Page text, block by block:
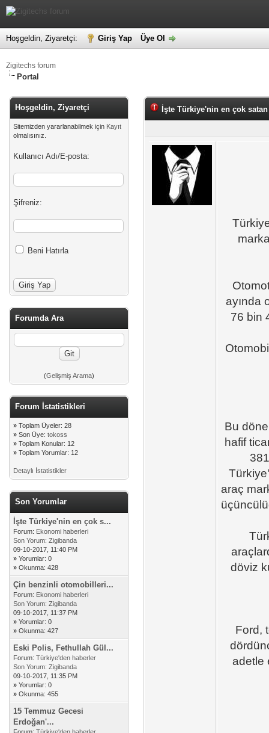
Hoşgeldin, Ziyaretçi: Giriş Yap Üye Ol
Zigitechs forum
Portal
Hoşgeldin, Ziyaretçi
Sitemizden yararlanabilmek için Kayıt
olmalısınız.
Kullanıcı Adı/E-posta:
Şifreniz:
Beni Hatırla
Forumda Ara
(Gelişmiş Arama)
Forum İstatistikleri
» Toplam Üyeler: 28
» Son Üye: tokoss
» Toplam Konular: 12
» Toplam Yorumlar: 12
Detaylı İstatistikler
Son Yorumlar
İşte Türkiye'nin en çok s...
Forum: Ekonomi haberleri
Son Yorum: Zigibanda
09-10-2017, 11:40 PM
» Yorumlar: 0
» Okunma: 428
Çin benzinli otomobilleri...
Forum: Ekonomi haberleri
Son Yorum: Zigibanda
09-10-2017, 11:37 PM
» Yorumlar: 0
» Okunma: 427
Eski Polis, Fethullah Gül...
Forum: Türkiye'den haberler
Son Yorum: Zigibanda
09-10-2017, 11:35 PM
» Yorumlar: 0
» Okunma: 455
15 Temmuz Gecesi
Erdoğan'...
İşte Türkiye'nin en çok
ayında
76 bin
Bu
hafif
araç
döviz
Ford,
adetle